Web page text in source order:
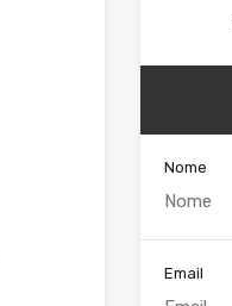
Nome
Email